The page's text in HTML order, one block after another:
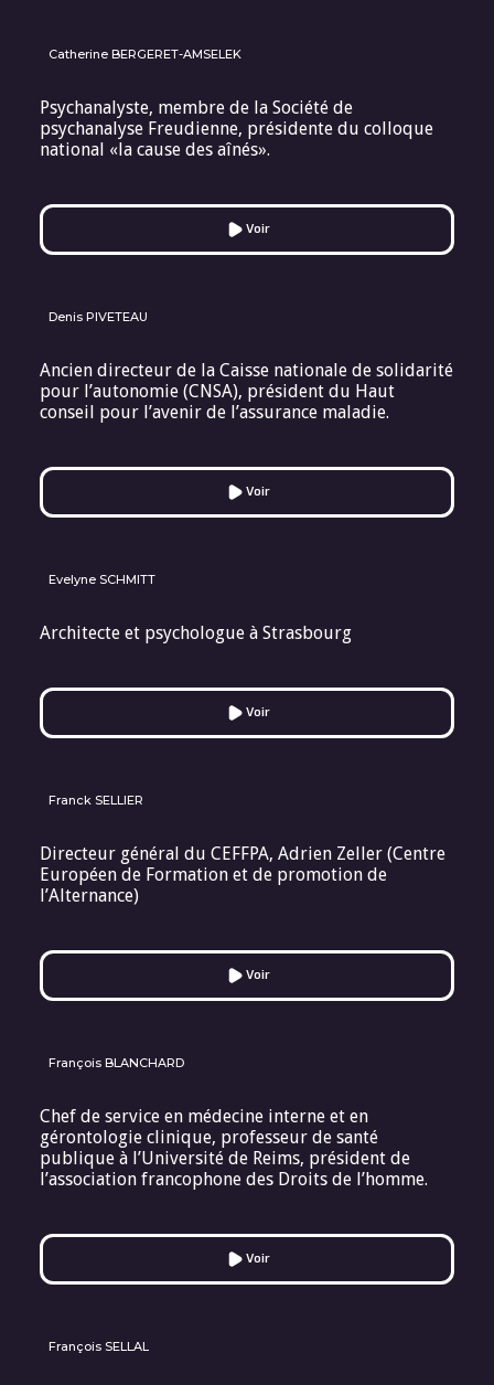
Catherine BERGERET-AMSELEK
Psychanalyste, membre de la Société de
psychanalyse Freudienne, présidente du colloque
national «la cause des aînés».
Voir
Denis PIVETEAU
Ancien directeur de la Caisse nationale de solidarité
pour l’autonomie (CNSA), président du Haut
conseil pour l’avenir de l’assurance maladie.
Voir
Evelyne SCHMITT
Architecte et psychologue à Strasbourg
Voir
Franck SELLIER
Directeur général du CEFFPA, Adrien Zeller (Centre
Européen de Formation et de promotion de
l’Alternance)
Voir
François BLANCHARD
Chef de service en médecine interne et en
gérontologie clinique, professeur de santé
publique à l’Université de Reims, président de
l’association francophone des Droits de l’homme.
Voir
François SELLAL